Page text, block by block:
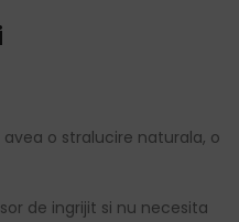
avea o stralucire naturala, o
de ingrijit si nu necesita